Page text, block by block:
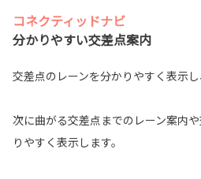
コネクティッドナビ
分かりやすい交差点案内
交差点のレーンを分かりやすく表示し
次に曲がる交差点までのレーン案内
りやすく表示します。